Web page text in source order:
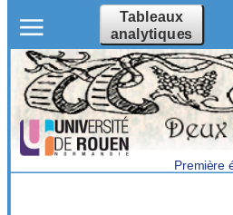
Tableaux
analytiques
Première